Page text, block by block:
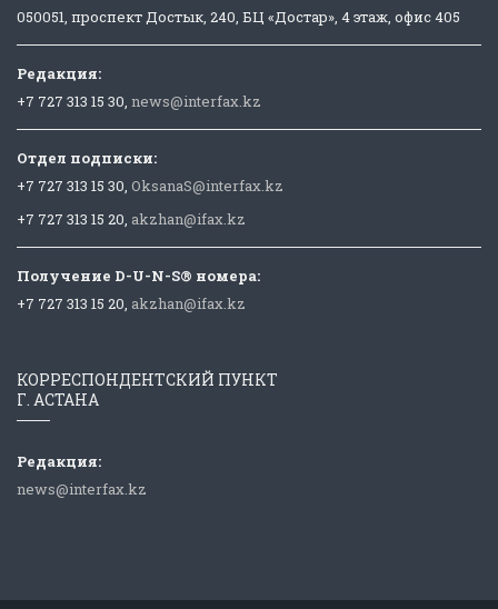
050051, проспект Достык, 240, БЦ «Достар», 4 этаж, офис 405
Редакция:
+7 727 313 15 30, news@interfax.kz
Отдел подписки:
+7 727 313 15 30, OksanaS@interfax.kz
+7 727 313 15 20, akzhan@ifax.kz
Получение D-U-N-S® номера:
+7 727 313 15 20, akzhan@ifax.kz
КОРРЕСПОНДЕНТСКИЙ ПУНКТ
Г. АСТАНА
Редакция:
news@interfax.kz